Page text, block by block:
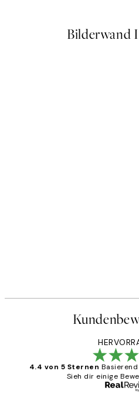
Bilderwand
4.4 von 5 Sternen
Sieh dir einige